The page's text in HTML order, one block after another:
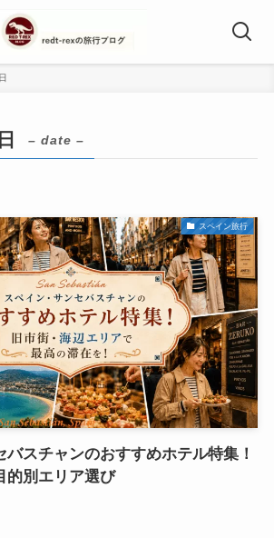
– date –
スペイン旅行
バスチャンのおすすめホテル特集！
的別エリア選び